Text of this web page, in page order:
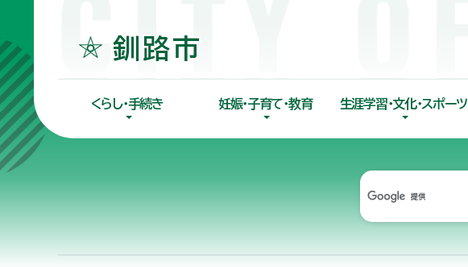
くらし・手続き 妊娠・子育て・教育 生涯学習・文化・スポーツ